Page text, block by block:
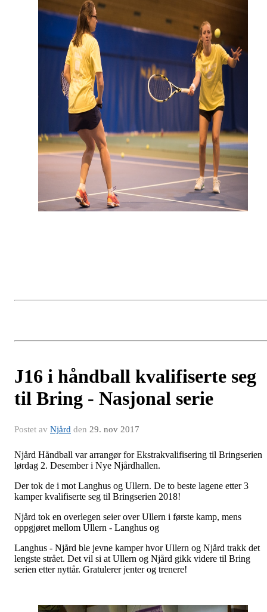
J16 i håndball kvalifiserte seg
til Bring - Nasjonal serie
Postet av Njård den 29. nov 2017
Njård Håndball var arrangør for Ekstrakvalifisering til Bringserien
lørdag 2. Desember i Nye Njårdhallen.
Der tok de i mot Langhus og Ullern. De to beste lagene etter 3
kamper kvalifiserte seg til Bringserien 2018!
Njård tok en overlegen seier over Ullern i første kamp, mens
oppgjøret mellom Ullern - Langhus og
Langhus - Njård ble jevne kamper hvor Ullern og Njård trakk det
lengste strået. Det vil si at Ullern og Njård gikk videre til Bring
serien etter nyttår. Gratulerer jenter og trenere!